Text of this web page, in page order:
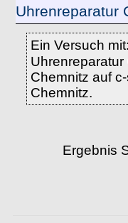
Uhrenreparatur
Ein Versuch
Chemnitz auf
Chemnitz.
Ergebnis